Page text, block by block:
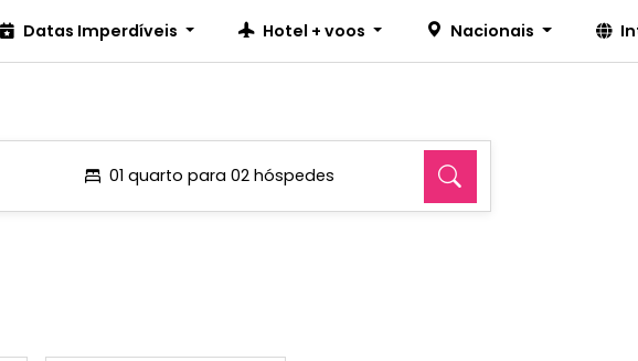
Datas Imperdíveis Hotel + voos Nacionais
01 quarto para 02 hóspedes